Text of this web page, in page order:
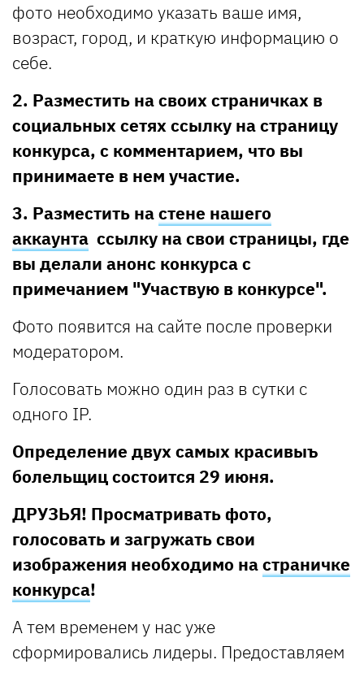
фото необходимо указать ваше имя,
возраст, город, и краткую информацию о
себе.
2. Разместить на своих страничках в
социальных сетях ссылку на страницу
конкурса, с комментарием, что вы
принимаете в нем участие.
3. Разместить настене нашего
аккаунта ссылку на свои страницы, где
вы делали анонс конкурса с
примечанием "Участвую в конкурсе".
Фото появится на сайте после проверки
модератором.
Голосовать можно один раз в сутки с
одного IP.
Определение двух самых красивыъ
болельщиц состоится 29 июня.
ДРУЗЬЯ! Просматривать фото,
голосовать и загружать свои
изображения необходимо настраничке
конкурса!
А тем временем у нас уже
сформировались лидеры. Предоставляем